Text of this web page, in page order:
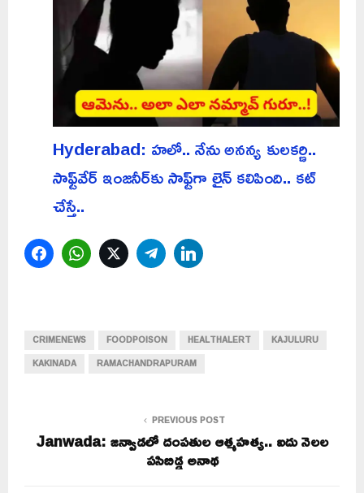
Hyderabad: హలో.. నేను అనన్య కులకర్ణి..
సాఫ్ట్‌వేర్ ఇంజనీర్‌కు సాఫ్ట్‌గా లైన్ కలిపింది.. కట్
చేస్తే..
FacebookWhatsAppTwitterTelegram
CRIMENEWS FOODPOISON HEALTHALERT
KAJULURU
KAKINADA
RAMACHANDRAPURAM
PREVIOUS POST
Janwada: జన్వాడలో దంపతుల ఆత్మహత్య.. ఐదు నెలల
పసిబిడ్డ అనాథ